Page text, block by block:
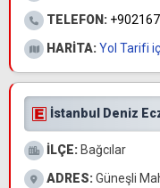
TELEFON:
HARİTA:Yol Tarifi
İstanbul Deniz
İLÇE: Bağcılar
ADRES:Güneşli